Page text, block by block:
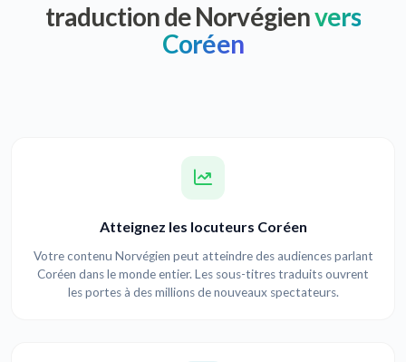
traduction de Norvégienvers
Coréen
Atteignez les locuteurs Coréen
Votre contenu Norvégien peut atteindre des audiences parlant
Coréen dans le monde entier. Les sous-titres traduits ouvrent
les portes à des millions de nouveaux spectateurs.